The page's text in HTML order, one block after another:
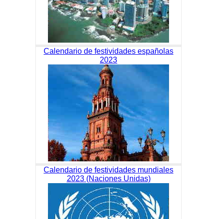
Calendario de festividades españolas
2023
Calendario de festividades mundiales
2023 (Naciones Unidas)